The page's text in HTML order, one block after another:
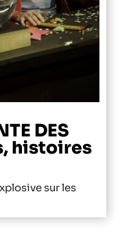
DES
histoires
sur les